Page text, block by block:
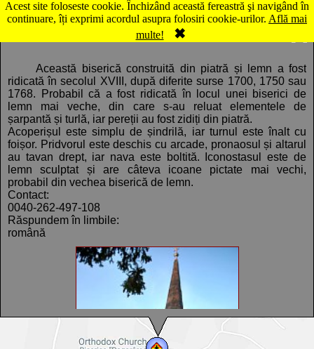
Acest site foloseste cookie. Închizând această fereastră şi navigând în
continuare, îți exprimi acordul asupra folosiri cookie-urilor. Află mai
multe!
✖
Hartă Berinţa: Biserica ortodoxă
Această biserică construită din piatră și lemn a fost
ridicată în secolul XVIII, după diferite surse 1700, 1750 sau
1768. Probabil că a fost ridicată în locul unei biserici de
lemn mai veche, din care s-au reluat elementele de
șarpantă și turlă, iar pereții au fost zidiți din piatră.
Acoperișul este simplu de șindrilă, iar turnul este înalt cu
foișor. Pridvorul este deschis cu arcade, pronaosul și altarul
au tavan drept, iar nava este boltită. Iconostasul este de
lemn sculptat și are câteva icoane pictate mai vechi,
probabil din vechea biserică de lemn.
Contact:
0040-262-497-108
Răspundem în limbile:
română
Comentarii